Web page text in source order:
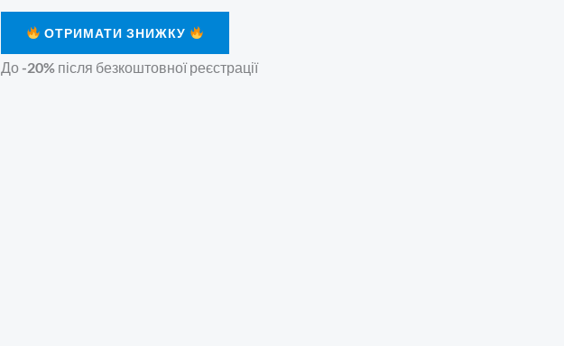
ОТРИМАТИ ЗНИЖКУ
До-20% після безкоштовної реєстрації